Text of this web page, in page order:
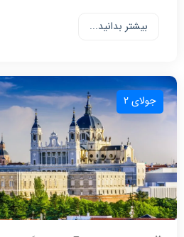
بیشتر بدانید...
جولای 2